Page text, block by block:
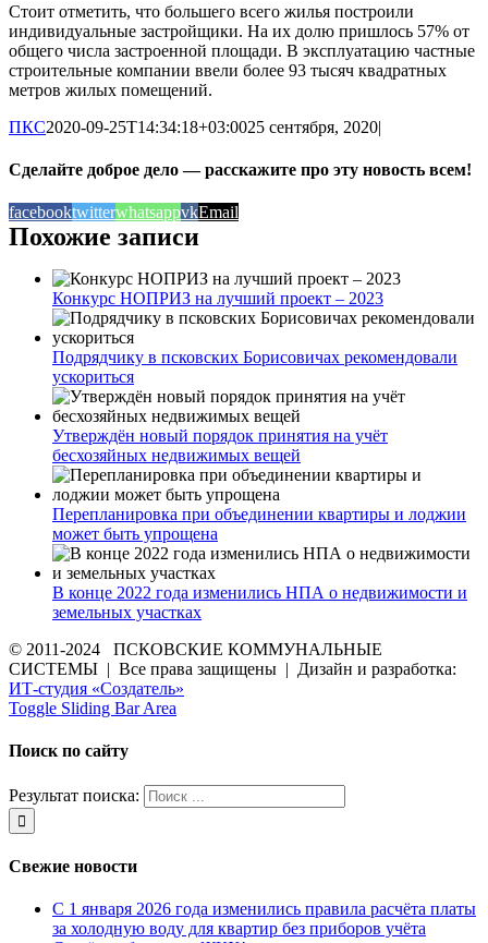
Стоит отметить, что большего всего жилья построили
индивидуальные застройщики. На их долю пришлось 57% от
общего числа застроенной площади. В эксплуатацию частные
строительные компании ввели более 93 тысяч квадратных
метров жилых помещений.
ПКС2020-09-25T14:34:18+03:0025 сентября, 2020|
Сделайте доброе дело — расскажите про эту новость всем!
facebooktwitterwhatsappvkEmail
Похожие записи
Конкурс НОПРИЗ на лучший проект – 2023
Подрядчику в псковских Борисовичах рекомендовали
ускориться
Утверждён новый порядок принятия на учёт
бесхозяйных недвижимых вещей
Перепланировка при объединении квартиры и лоджии
может быть упрощена
В конце 2022 года изменились НПА о недвижимости и
земельных участках
© 2011-2024 ПСКОВСКИЕ КОММУНАЛЬНЫЕ
СИСТЕМЫ | Все права защищены | Дизайн и разработка:
ИТ-студия «Создатель»
Toggle Sliding Bar Area
Поиск по сайту
Результат поиска:
Свежие новости
С 1 января 2026 года изменились правила расчёта платы
за холодную воду для квартир без приборов учёта